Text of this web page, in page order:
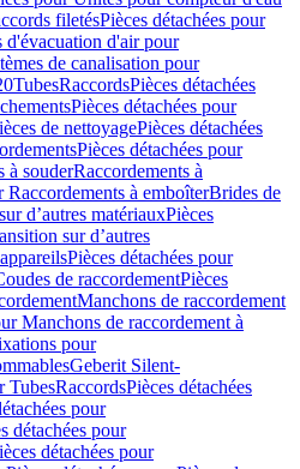
filetésPièces détachées pour
d'évacuation d'air pour
de canalisation pour
TubesRaccordsPièces détachées
Pièces détachées pour
de nettoyagePièces détachées
Pièces détachées pour
à souderRaccordements à
Raccordements à emboîterBrides de
d’autres matériauxPièces
sur d’autres
Pièces détachées pour
de raccordementPièces
Manchons de raccordement
Manchons de raccordement à
pour
Geberit Silent-
TubesRaccordsPièces détachées
pour
détachées pour
détachées pour